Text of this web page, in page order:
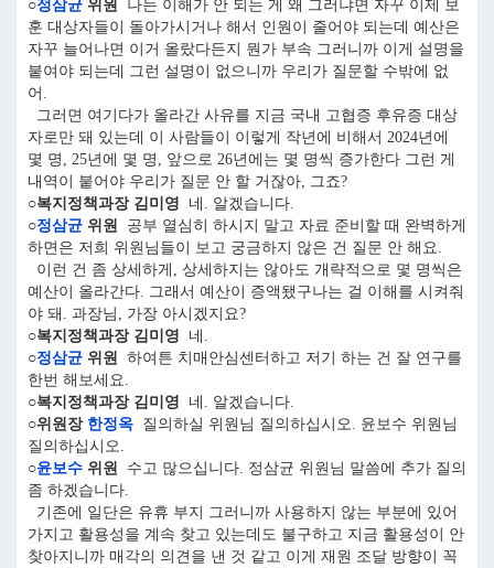
○정삼균 위원
나는 이해가 안 되는 게 왜 그러냐면 자꾸 이제 보
훈 대상자들이 돌아가시거나 해서 인원이 줄어야 되는데 예산은
자꾸 늘어나면 이거 올랐다든지 뭔가 부속 그러니까 이게 설명을
붙여야 되는데 그런 설명이 없으니까 우리가 질문할 수밖에 없
어.
그러면 여기다가 올라간 사유를 지금 국내 고협증 후유증 대상
자로만 돼 있는데 이 사람들이 이렇게 작년에 비해서 2024년에
몇 명, 25년에 몇 명, 앞으로 26년에는 몇 명씩 증가한다 그런 게
내역이 붙어야 우리가 질문 안 할 거잖아, 그죠?
○복지정책과장 김미영 네. 알겠습니다.
○정삼균 위원
공부 열심히 하시지 말고 자료 준비할 때 완벽하게
하면은 저희 위원님들이 보고 궁금하지 않은 건 질문 안 해요.
이런 건 좀 상세하게, 상세하지는 않아도 개략적으로 몇 명씩은
예산이 올라간다. 그래서 예산이 증액됐구나는 걸 이해를 시켜줘
야 돼. 과장님, 가장 아시겠지요?
○복지정책과장 김미영 네.
○정삼균 위원
하여튼 치매안심센터하고 저기 하는 건 잘 연구를
한번 해보세요.
○복지정책과장 김미영 네. 알겠습니다.
○위원장 한정옥 질의하실 위원님 질의하십시오. 윤보수 위원님
질의하십시오.
○윤보수 위원
수고 많으십니다. 정삼균 위원님 말씀에 추가 질의
좀 하겠습니다.
기존에 일단은 유휴 부지 그러니까 사용하지 않는 부분에 있어
가지고 활용성을 계속 찾고 있는데도 불구하고 지금 활용성이 안
찾아지니까 매각의 의견을 낸 것 같고 이게 재원 조달 방향이 꼭